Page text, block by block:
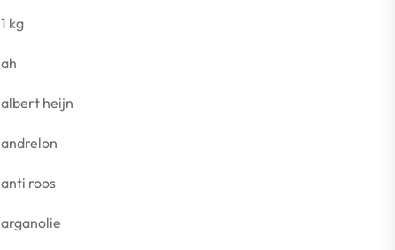
1 kg
ah
albert heijn
andrelon
anti roos
arganolie